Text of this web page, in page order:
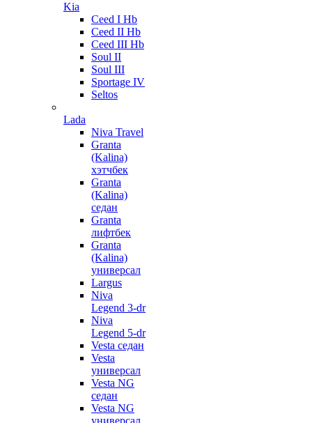
Kia
Ceed I Hb
Ceed II Hb
Ceed III Hb
Soul II
Soul III
Sportage IV
Seltos
Lada
Niva Travel
Granta
(Kalina)
хэтчбек
Granta
(Kalina)
седан
Granta
лифтбек
Granta
(Kalina)
универсал
Largus
Niva
Legend 3-dr
Niva
Legend 5-dr
Vesta седан
Vesta
универсал
Vesta NG
седан
Vesta NG
универсал